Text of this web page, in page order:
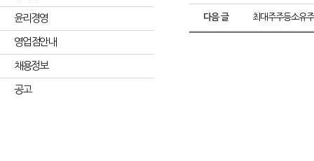
윤리경영
영업점안내
채용정보
공고
다음 글 최대주주등소유